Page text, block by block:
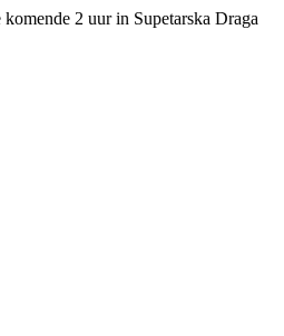
2 uur in Supetarska Draga